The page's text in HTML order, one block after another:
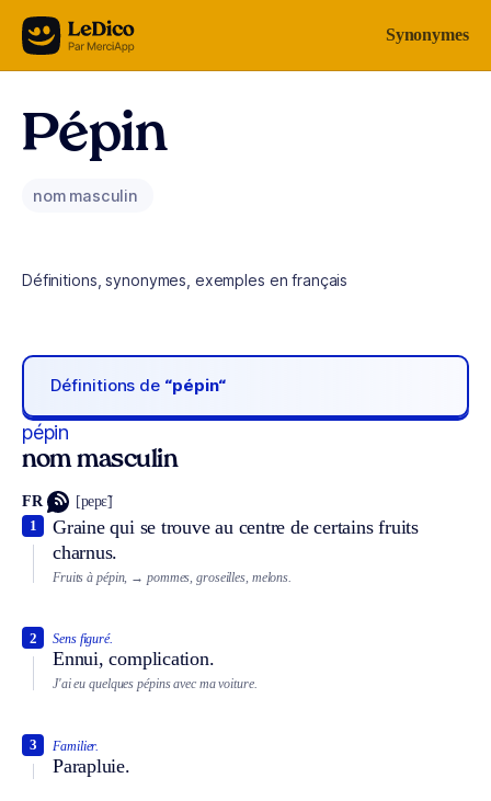
Aller au contenu Synonymes
Pépin
nom masculin
Définitions, synonymes, exemples en français
Définitions de “pépin“
pépin
nom masculin
FR [pepɛ̃]
Graine qui se trouve au centre de certains fruits
charnus.
1
Fruits à pépin, → pommes, groseilles, melons.
Sens figuré.
Ennui, complication.
2
J'ai eu quelques pépins avec ma voiture.
Familier.
Parapluie.
3